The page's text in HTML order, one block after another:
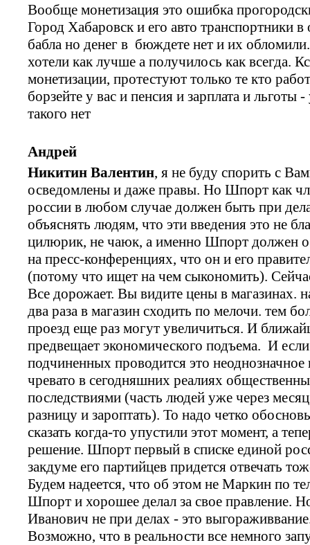
Вообще монетизация это ошибка
Город Хабаровск и его авто транспортники
бабла но денег в бюждете нет и их
хотели как лучше а получилось как всегда.
монетизации, протестуют только те кто
борзейте у вас и пенсия и зарплата и
такого нет
Андрей
Никитин Валентин, я не буду спорить с
осведомлены и даже правы. Но Шпорт как
россии в любом случае должен быть при
объяснять людям, что эти введения это не
цилюрик, не чаюк, а именно Шпорт должен
на пресс-конференциях, что он и его
(потому что ищет на чем сыкономить).
Все дорожает. Вы видите цены в магазинах.
два раза в магазин сходить по мелочи. тем
проезд еще раз могут увеличиться. И
предвещает экономического подъема. И
подчиненных проводится это
чревато в сегодняшних реалиях
последствиями (часть людей уже через
разницу и зароптать). То надо четко
сказать когда-то упустили этот момент, а
решение. Шпорт первый в списке единой
закдуме его партийцев придется отвечать
Будем надеется, что об этом не Маркин по
Шпорт и хорошее делал за свое правление.
Иванович не при делах - это
Возможно, что в реальности все немного